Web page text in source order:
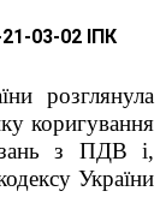
03-02 ІПК
розглянула
коригування
з ПДВ і,
України